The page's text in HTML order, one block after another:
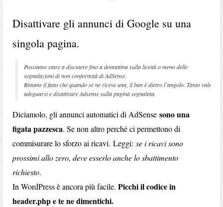
Disattivare gli annunci di Google su una
singola pagina.
Possiamo stare a discutere fino a domattina sulla liceità o meno delle
segnalazioni di non conformità di AdSense.
Rimane il fatto che quando se ne riceve una, il ban è dietro l’angolo. Tanto vale
adeguarsi e disattivare Adsense sulla pagina segnalata.
Diciamolo, gli annunci automatici di AdSensesono una
figata pazzesca. Se non altro perché ci permettono di
commisurare lo sforzo ai ricavi. Leggi:se i ricavi sono
prossimi allo zero, deve esserlo anche lo sbattimento
richiesto.
In WordPress è ancora più facile.Picchi il codice in
header.php e te ne dimentichi.